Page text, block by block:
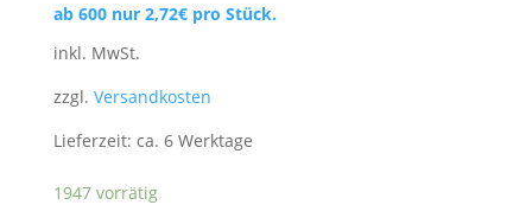
ab 600 nur 2,72€pro Stück.
inkl. MwSt.
zzgl. Versandkosten
Lieferzeit: ca. 6 Werktage
1947 vorrätig